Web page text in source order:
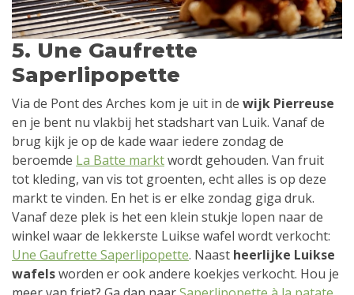
5. Une Gaufrette
Saperlipopette
Via de Pont des Arches kom je uit in de wijk Pierreuse
en je bent nu vlakbij het stadshart van Luik. Vanaf de
brug kijk je op de kade waar iedere zondag de
beroemde La Batte marktwordt gehouden. Van fruit
tot kleding, van vis tot groenten, echt alles is op deze
markt te vinden. En het is er elke zondag giga druk.
Vanaf deze plek is het een klein stukje lopen naar de
winkel waar de lekkerste Luikse wafel wordt verkocht:
Une Gaufrette Saperlipopette. Naast heerlijke Luikse
wafelsworden er ook andere koekjes verkocht. Hou je